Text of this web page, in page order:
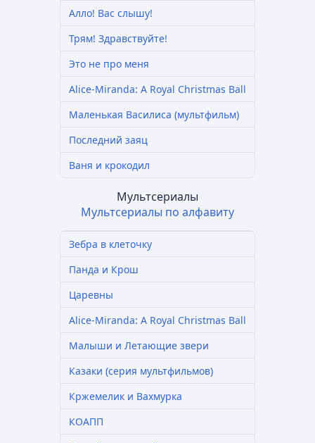
Алло! Вас слышу!
Трям! Здравствуйте!
Это не про меня
Alice-Miranda: A Royal Christmas Ball
Маленькая Василиса (мультфильм)
Последний заяц
Ваня и крокодил
Мультсериалы
Мультсериалы по алфавиту
Зебра в клеточку
Панда и Крош
Царевны
Alice-Miranda: A Royal Christmas Ball
Малыши и Летающие звери
Казаки (серия мультфильмов)
Кржемелик и Вахмурка
КОАПП